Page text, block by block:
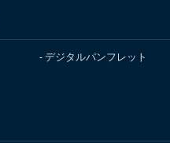
デジタルパンフレット